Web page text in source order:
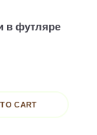
в футляре
CART